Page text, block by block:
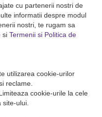
cu partenerii nostri de
informatii despre modul
nostri, te rugam sa
si Termenii si Politica de
utilizarea cookie-urilor
reclame.
cookie-urile la cele
ului.